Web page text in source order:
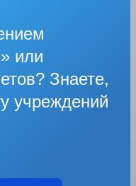
или
Знаете,
учреждений